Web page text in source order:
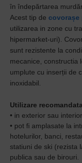
în îndepărtarea
Acest tip de covorașe
utilizarea in zone cu
hipermarket-uri). C
sunt rezistente la
mecanice, constructia
umplute cu inserții de
inoxidabil.
Utilizare
• in exterior sau
• pot fi amplasate la
hotelurilor, banci,
statiuni de ski (rezista
publica sau de birouri.